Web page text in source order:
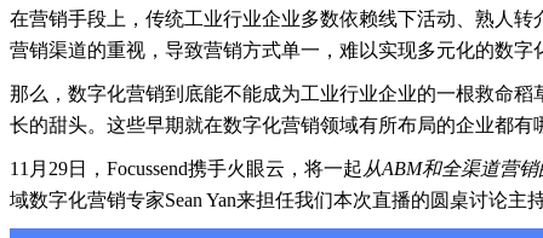
在营销手段上，传统工业行业企业多数依赖线下活动、熟人
营销渠道的重视，导致营销方式单一，难以实现多元化的数字
那么，数字化营销到底能不能成为工业行业企业的一根救命
长的甜头。这些早期就在数字化营销领域有所布局的企业都有
11月29日，Focussend携手火眼云，将一起从ABM和全渠道营
域数字化营销专家Sean Yan来担任我们本次直播的圆桌讨论